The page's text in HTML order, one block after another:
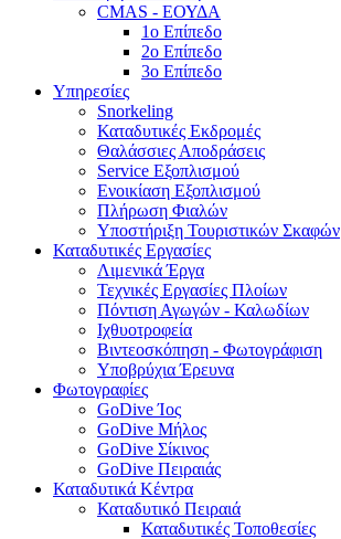
CMAS - ΕΟΥΔΑ
1ο Επίπεδο
2ο Επίπεδο
3ο Επίπεδο
Υπηρεσίες
Snorkeling
Καταδυτικές Εκδρομές
Θαλάσσιες Αποδράσεις
Service Εξοπλισμού
Ενοικίαση Εξοπλισμού
Πλήρωση Φιαλών
Υποστήριξη Τουριστικών Σκαφών
Καταδυτικές Εργασίες
Λιμενικά Έργα
Τεχνικές Εργασίες Πλοίων
Πόντιση Αγωγών - Καλωδίων
Ιχθυοτροφεία
Βιντεοσκόπηση - Φωτογράφιση
Υποβρύχια Έρευνα
Φωτογραφίες
GoDive Ίος
GoDive Μήλος
GoDive Σίκινος
GoDive Πειραιάς
Καταδυτικά Κέντρα
Καταδυτικό Πειραιά
Καταδυτικές Τοποθεσίες